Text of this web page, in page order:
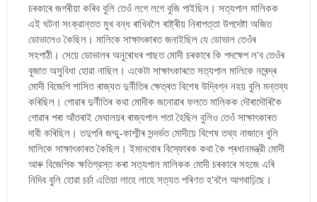
চৰকাৰে জগৰীয়া কৰিব বুলি তেওঁ লগে লগে বুজি পাইছিল। সত্যপাল মালিকক
এই ঘটনা সংক্রান্তত মুখ বন্ধ ৰাখিবলৈ ৰাষ্ট্ৰীয় নিৰাপত্তা উপদেষ্টা অজিত
ডোভালেও কৈছিল। মালিকে সাক্ষাৎকাৰত জনাইছিল যে ডোভাল তেওঁৰ
সহপাঠী। সেয়ে ডোভালৰ অনুৰোধৰ পাছত মোদী চৰকাৰে কি পদক্ষেপ ল'ব তেওঁৰ
বুজাত অসুবিধা হোৱা নাছিল। একেটা সাক্ষাৎকাৰতে সত্যপাল মালিকে নৰেন্দ্ৰ
মোদী বিজেপি শাসিত ৰাজ্যত দুৰ্নীতিৰ ক্ষেত্ৰত বিশেষ উদ্বিগ্ন নহয় বুলি মন্তব্য
কৰিছিল। গোৱাৰ দুৰ্নীতিৰ কথা মোদীক জনোৱাৰ ফলতে মালিকক দৌৰাদৌৰিকৈ
গোৱাৰ পৰা আঁতৰাই মেঘালয়ৰ ৰাজ্যপাল পতা হৈছিল বুলিও তেওঁ সাক্ষাৎকাৰত
দাবী কৰিছিল। তদুপৰি জম্মু-কাশ্মীৰ সন্দৰ্ভত মোদীয়ে বিশেষ তথ্য নাজানে বুলি
মালিকে সাক্ষাৎকাৰত কৈছিল। ইমানবোৰ বিস্ফোৰক কথা কৈ প্ৰধানমন্ত্রী মোদী
আৰু বিজেপিক ক্ষতিগ্রস্ত কৰা সত্যপাল মালিকক মোদী চৰকাৰে সহজে এৰি
নিদিব বুলি হোৱা চৰ্চা এতিয়া লাহে লাহে সত্যত পৰিণত হ'বলৈ আগবাঢ়িছে।